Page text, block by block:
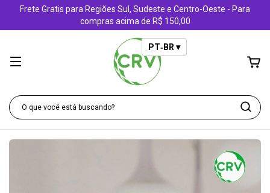
Frete Gratis para Regiões Sul, Sudeste e Centro-Oeste - Para
compras acima de R$ 150,00
PT‑BR ▾